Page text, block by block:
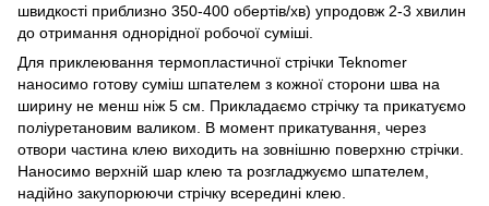
швидкості приблизно 350-400 обертів/хв) упродовж 2-3 хвилин
до отримання однорідної робочої суміші.
Для приклеювання термопластичної стрічки Teknomer
наносимо готову суміш шпателем з кожної сторони шва на
ширину не менш ніж 5 см. Прикладаємо стрічку та прикатуємо
поліуретановим валиком. В момент прикатування, через
отвори частина клею виходить на зовнішню поверхню стрічки.
Наносимо верхній шар клею та розгладжуємо шпателем,
надійно закупорюючи стрічку всередині клею.